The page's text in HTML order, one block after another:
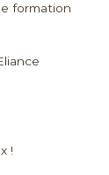
formation
!